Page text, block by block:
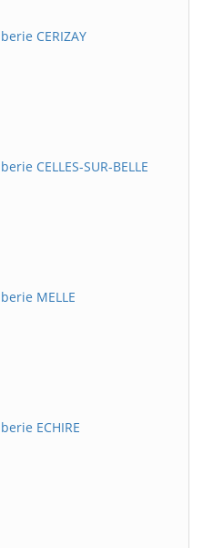
CERIZAY
CELLES-SUR-BELLE
MELLE
ECHIRE